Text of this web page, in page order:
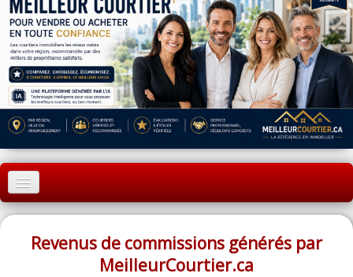
ACCUEIL
MONTRÉAL
Revenus de commissions générés par
MeilleurCourtier.ca